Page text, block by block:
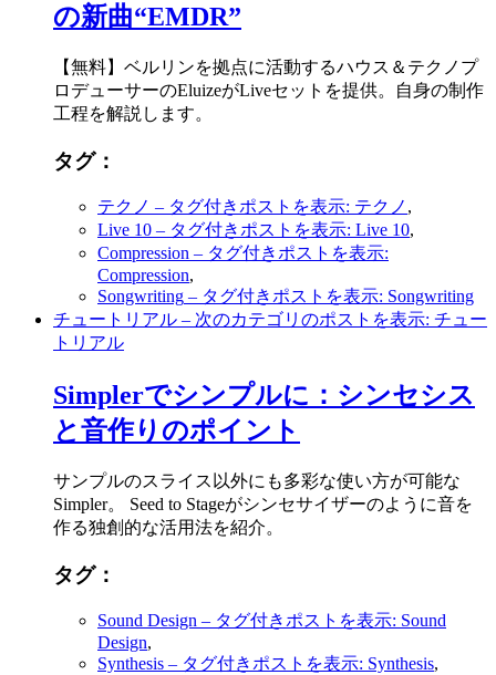
の新曲“EMDR”
【無料】ベルリンを拠点に活動するハウス＆テクノプ
ロデューサーのEluizeがLiveセットを提供。自身の制作
工程を解説します。
タグ：
テクノ – タグ付きポストを表示: テクノ ,
Live 10 – タグ付きポストを表示: Live 10,
Compression – タグ付きポストを表示:
Compression,
Songwriting – タグ付きポストを表示: Songwriting
チュートリアル – 次のカテゴリのポストを表示: チュー
トリアル
Simplerでシンプルに：シンセシス
と音作りのポイント
サンプルのスライス以外にも多彩な使い方が可能な
Simpler。 Seed to Stageがシンセサイザーのように音を
作る独創的な活用法を紹介。
タグ：
Sound Design – タグ付きポストを表示: Sound
Design,
Synthesis – タグ付きポストを表示: Synthesis,